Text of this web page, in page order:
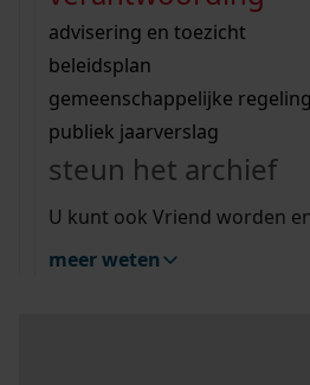
bouwvergunningen
omgevingsvergunningen
vergunningen
beeld en geluid
uitleg nodig?
Wij helpen u op weg met een
bekijk alle zoektips
Wij helpen u op weg met een
bekijk alle zoektips
bekijk ons
advisering en toezicht
beleidsplan
gemeenschappelijke regeling
publiek jaarverslag
steun het archief
U kunt ook Vriend worden
meer weten
zoektips
Mijn Studiezaal (inloggen)